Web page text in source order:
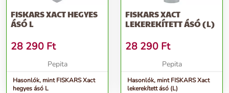
FISKARS XACT HEGYES
ÁSÓ L
28 290 Ft
Pepita
Hasonlók, mint FISKARS Xact
hegyes ásó L
FISKARS XACT
LEKEREKÍTETT ÁSÓ (L)
28 290 Ft
Pepita
Hasonlók, mint FISKARS Xact
lekerekített ásó (L)